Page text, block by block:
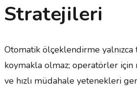
Stratejileri
Otomatik ölçeklendirme
koymakla olmaz; operatörler
ve hızlı müdahale yetenekleri